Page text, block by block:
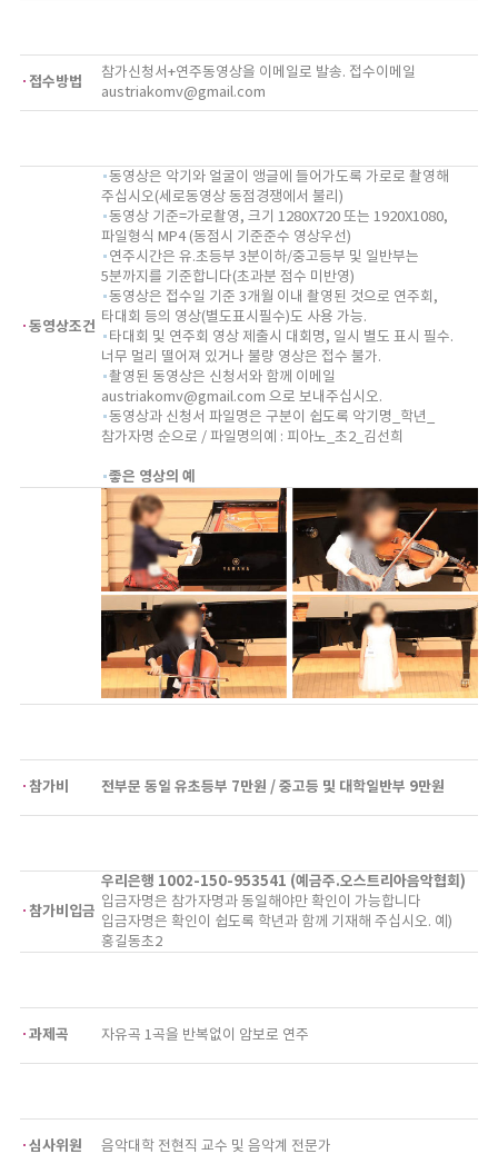
접수방법
참가신청서+연주동영상을 이메일로 발송. 접수이메일
austriakomv@gmail.com
동영상조건
동영상은 악기와 얼굴이 앵글에 들어가도록 가로로 촬영해
주십시오(세로동영상 동점경쟁에서 불리)
동영상 기준=가로촬영, 크기 1280X720 또는 1920X1080,
파일형식 MP4 (동점시 기준준수 영상우선)
연주시간은 유.초등부 3분이하/중고등부 및 일반부는
5분까지를 기준합니다(초과분 점수 미반영)
동영상은 접수일 기준 3개월 이내 촬영된 것으로 연주회,
타대회 등의 영상(별도표시필수)도 사용 가능.
타대회 및 연주회 영상 제출시 대회명, 일시 별도 표시 필수.
너무 멀리 떨어져 있거나 불량 영상은 접수 불가.
촬영된 동영상은 신청서와 함께 이메일
austriakomv@gmail.com 으로 보내주십시오.
동영상과 신청서 파일명은 구분이 쉽도록 악기명_학년_
참가자명 순으로 / 파일명의예 : 피아노_초2_김선희
좋은 영상의 예
참가비 전부문 동일 유초등부 7만원 / 중고등 및 대학일반부 9만원
참가비입금
우리은행 1002-150-953541 (예금주.오스트리아음악협회)
입금자명은 참가자명과 동일해야만 확인이 가능합니다
입금자명은 확인이 쉽도록 학년과 함께 기재해 주십시오. 예)
홍길동초2
과제곡 자유곡 1곡을 반복없이 암보로 연주
심사위원 음악대학 전현직 교수 및 음악계 전문가